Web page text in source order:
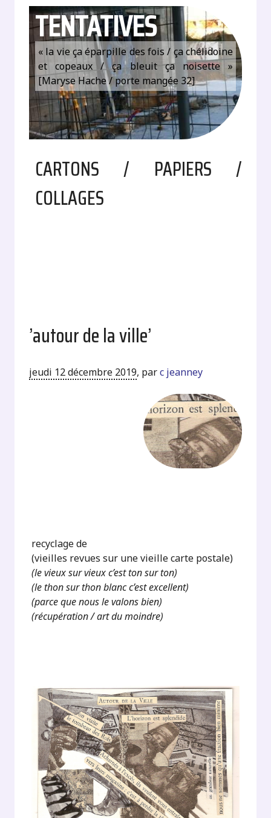
TENTATIVES
« la vie ça éparpille des fois / ça chélidoine
et copeaux / ça bleuit ça noisette »
[Maryse Hache / porte mangée 32]
CARTONS / PAPIERS /
COLLAGES
’autour de la ville’
jeudi 12 décembre 2019, parc jeanney
recyclage de
(vieilles revues sur une vieille carte postale)
(le vieux sur vieux c’est ton sur ton)
(le thon sur thon blanc c’est excellent)
(parce que nous le valons bien)
(récupération / art du moindre)